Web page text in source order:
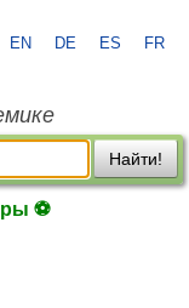
EN DE ES FR
Найти!
⚽